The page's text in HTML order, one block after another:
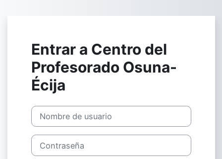
Entrar a Centro del
Profesorado Osuna-
Écija
Nombre de usuario
Contraseña